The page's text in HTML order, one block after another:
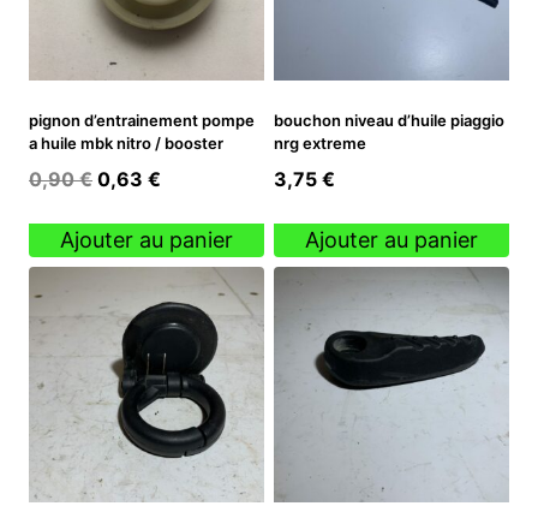
pignon d’entrainement pompe
a huile mbk nitro / booster
0,90€ Le
initial
était :
0,90 €.
0,63 €
actuel
est :
0,63 €.
Ajouter au panier
bouchon niveau d’huile piaggio
nrg extreme
3,75 €
Ajouter au panier